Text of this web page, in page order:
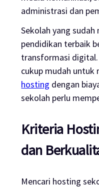
administrasi dan
Sekolah yang sudah
pendidikan terbaik
transformasi
cukup mudah untuk
hosting dengan
sekolah perlu
Kriteria
dan
Mencari hosting